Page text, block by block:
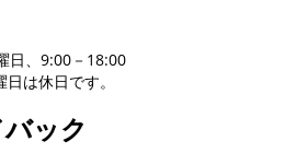
日、9:00－18:00
は休日です。
ック